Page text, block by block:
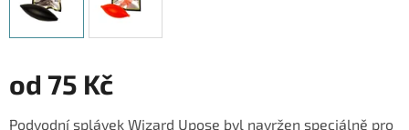
od 75 Kč
Podvodní splávek Wizard Upose byl navržen speciálně pro